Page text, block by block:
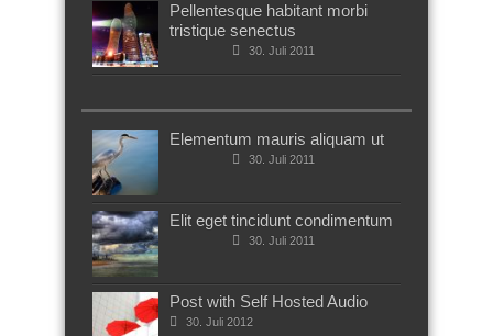
Pellentesque habitant morbi
tristique senectus
30. Juli 2011
Elementum mauris aliquam ut
30. Juli 2011
Elit eget tincidunt condimentum
30. Juli 2011
Post with Self Hosted Audio
30. Juli 2012